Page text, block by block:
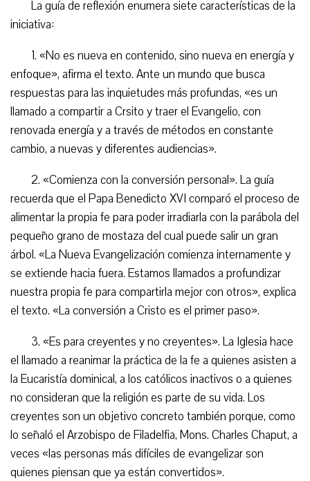
La guía de reflexión enumera siete características de la
iniciativa:
1. «No es nueva en contenido, sino nueva en energía y
enfoque», afirma el texto. Ante un mundo que busca
respuestas para las inquietudes más profundas, «es un
llamado a compartir a Crsito y traer el Evangelio, con
renovada energía y a través de métodos en constante
cambio, a nuevas y diferentes audiencias».
2. «Comienza con la conversión personal». La guía
recuerda que el Papa Benedicto XVI comparó el proceso de
alimentar la propia fe para poder irradiarla con la parábola del
pequeño grano de mostaza del cual puede salir un gran
árbol. «La Nueva Evangelización comienza internamente y
se extiende hacia fuera. Estamos llamados a profundizar
nuestra propia fe para compartirla mejor con otros», explica
el texto. «La conversión a Cristo es el primer paso».
3. «Es para creyentes y no creyentes». La Iglesia hace
el llamado a reanimar la práctica de la fe a quienes asisten a
la Eucaristía dominical, a los católicos inactivos o a quienes
no consideran que la religión es parte de su vida. Los
creyentes son un objetivo concreto también porque, como
lo señaló el Arzobispo de Filadelfia, Mons. Charles Chaput, a
veces «las personas más difíciles de evangelizar son
quienes piensan que ya están convertidos».